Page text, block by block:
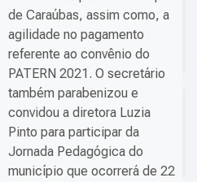
de Caraúbas, assim como, a
agilidade no pagamento
referente ao convênio do
PATERN 2021. O secretário
também parabenizou e
convidou a diretora Luzia
Pinto para participar da
Jornada Pedagógica do
município que ocorrerá de 22